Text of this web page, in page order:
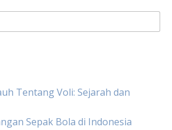
Tentang Voli: Sejarah dan
Sepak Bola di Indonesia